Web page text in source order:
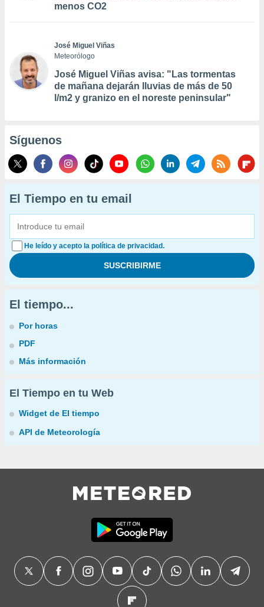
menos CO2
José Miguel Viñas
Meteorólogo
José Miguel Viñas avisa: "Las tormentas
de mañana dejarán lluvias de más de 50
l/m2 y granizo en el noreste peninsular"
Síguenos
El Tiempo en tu email
He leído y acepto la política de privacidad.
El tiempo...
Por horas
PDF
Más información
El Tiempo en tu Web
Widget de El tiempo
API de Meteorología